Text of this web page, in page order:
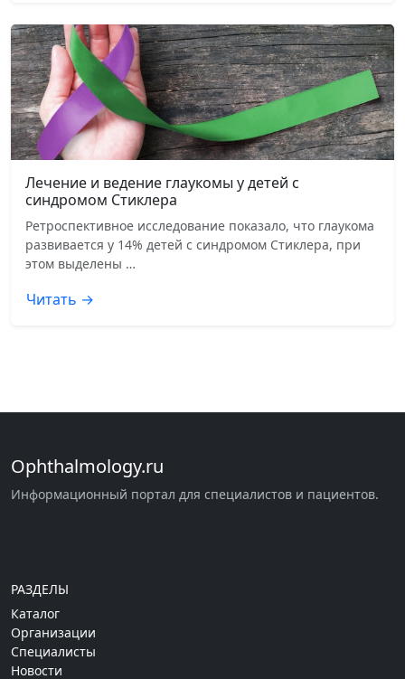
Лечение и ведение глаукомы у детей с
синдромом Стиклера
Ретроспективное исследование показало, что глаукома
развивается у 14% детей с синдромом Стиклера, при
этом выделены …
Читать →
Ophthalmology.ru
Информационный портал для специалистов и пациентов.
РАЗДЕЛЫ
Каталог
Организации
Специалисты
Новости